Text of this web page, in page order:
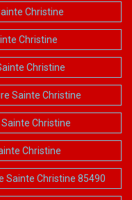
Christine
Christine
Christine
Sainte Christine
Christine
Christine
Sainte Christine 85490